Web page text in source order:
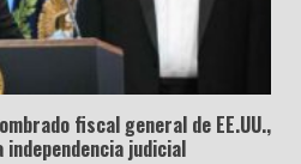
fiscal general de EE.UU.,
judicial